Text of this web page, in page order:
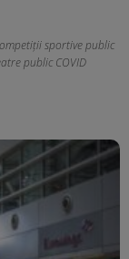
sportive public
public COVID